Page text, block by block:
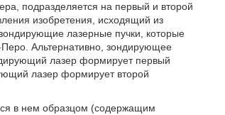
подразделяется на первый и второй
изобретения, исходящий из
лазерные пучки, которые
Альтернативно, зондирующее
лазер формирует первый
лазер формирует второй
в нем образцом (содержащим